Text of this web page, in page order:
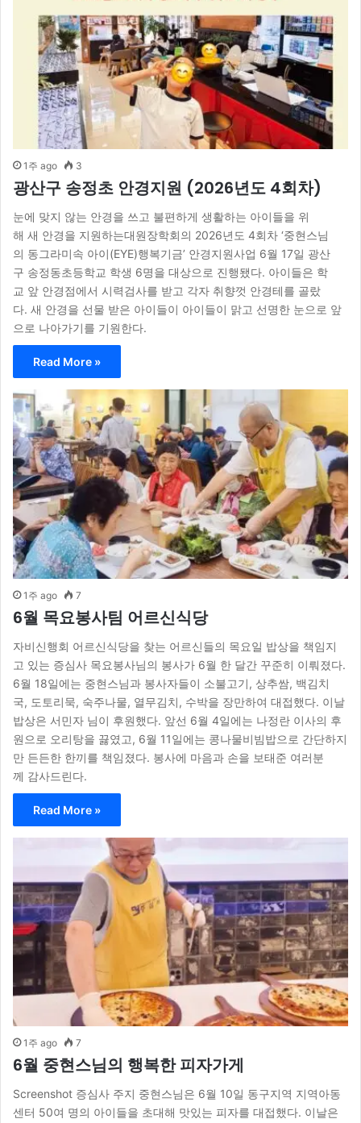
1주 ago 3
광산구 송정초 안경지원 (2026년도 4회차)
눈에 맞지 않는 안경을 쓰고 불편하게 생활하는 아이들을 위
해 새 안경을 지원하는대원장학회의 2026년도 4회차 ‘중현스님
의 동그라미속 아이(EYE)행복기금’ 안경지원사업 6월 17일 광산
구 송정동초등학교 학생 6명을 대상으로 진행됐다. 아이들은 학
교 앞 안경점에서 시력검사를 받고 각자 취향껏 안경테를 골랐
다. 새 안경을 선물 받은 아이들이 아이들이 맑고 선명한 눈으로 앞
으로 나아가기를 기원한다.
Read More »
1주 ago 7
6월 목요봉사팀 어르신식당
자비신행회 어르신식당을 찾는 어르신들의 목요일 밥상을 책임지
고 있는 증심사 목요봉사님의 봉사가 6월 한 달간 꾸준히 이뤄졌다.
6월 18일에는 중현스님과 봉사자들이 소불고기, 상추쌈, 백김치
국, 도토리묵, 숙주나물, 열무김치, 수박을 장만하여 대접했다. 이날
밥상은 서민자 님이 후원했다. 앞선 6월 4일에는 나정란 이사의 후
원으로 오리탕을 끓였고, 6월 11일에는 콩나물비빔밥으로 간단하지
만 든든한 한끼를 책임졌다. 봉사에 마음과 손을 보태준 여러분
께 감사드린다.
Read More »
1주 ago 7
6월 중현스님의 행복한 피자가게
Screenshot 증심사 주지 중현스님은 6월 10일 동구지역 지역아동
센터 50여 명의 아이들을 초대해 맛있는 피자를 대접했다. 이날은